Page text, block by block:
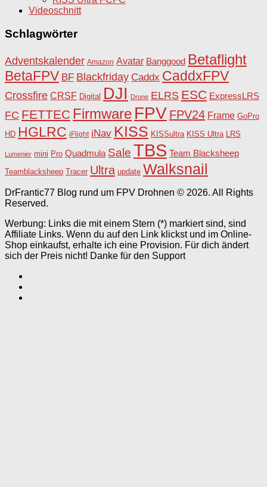
Videoschnitt
Schlagwörter
Adventskalender Amazon Avatar Banggood Betaflight
BetaFPV BF Blackfriday Caddx CaddxFPV
Crossfire CRSF Digital DJI Drone ELRS ESC ExpressLRS
FC FETTEC Firmware FPV FPV24 Frame GoPro
HD HGLRC iFlight iNav KISS KISSultra KISS Ultra LRS
Lumenier mini Pro Quadmula Sale TBS Team Blacksheep
Teamblacksheep Tracer Ultra update Walksnail
DrFrantic77 Blog rund um FPV Drohnen © 2026. All Rights
Reserved.
Werbung: Links die mit einem Stern (*) markiert sind, sind
Affiliate Links. Wenn du auf den Link klickst und im Online-
Shop einkaufst, erhalte ich eine Provision. Für dich ändert
sich der Preis nicht! Danke für den Support